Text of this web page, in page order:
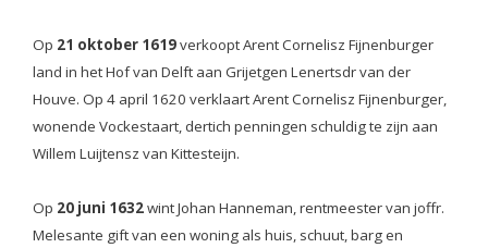
Op 21 oktober 1619verkoopt Arent Cornelisz Fijnenburger
land in het Hof van Delft aan Grijetgen Lenertsdr van der
Houve. Op 4 april 1620 verklaart Arent Cornelisz Fijnenburger,
wonende Vockestaart, dertich penningen schuldig te zijn aan
Willem Luijtensz van Kittesteijn.
Op 20 juni 1632wint Johan Hanneman, rentmeester van joffr.
Melesante gift van een woning als huis, schuut, barg en